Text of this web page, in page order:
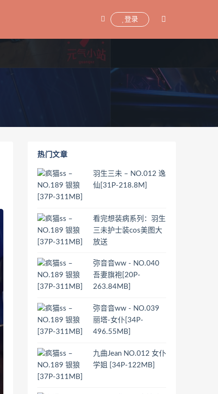
登录
热门文章
羽生三未 – NO.012 逸
仙[31P-218.8M]
看完想装病系列：羽生
三未护士装cos美图大
放送
弥音音ww - NO.040
吾妻旗袍[20P-
263.84MB]
弥音音ww - NO.039
丽塔-女仆[34P-
496.55MB]
九曲Jean NO.012 女仆
学姐 [34P-122MB]